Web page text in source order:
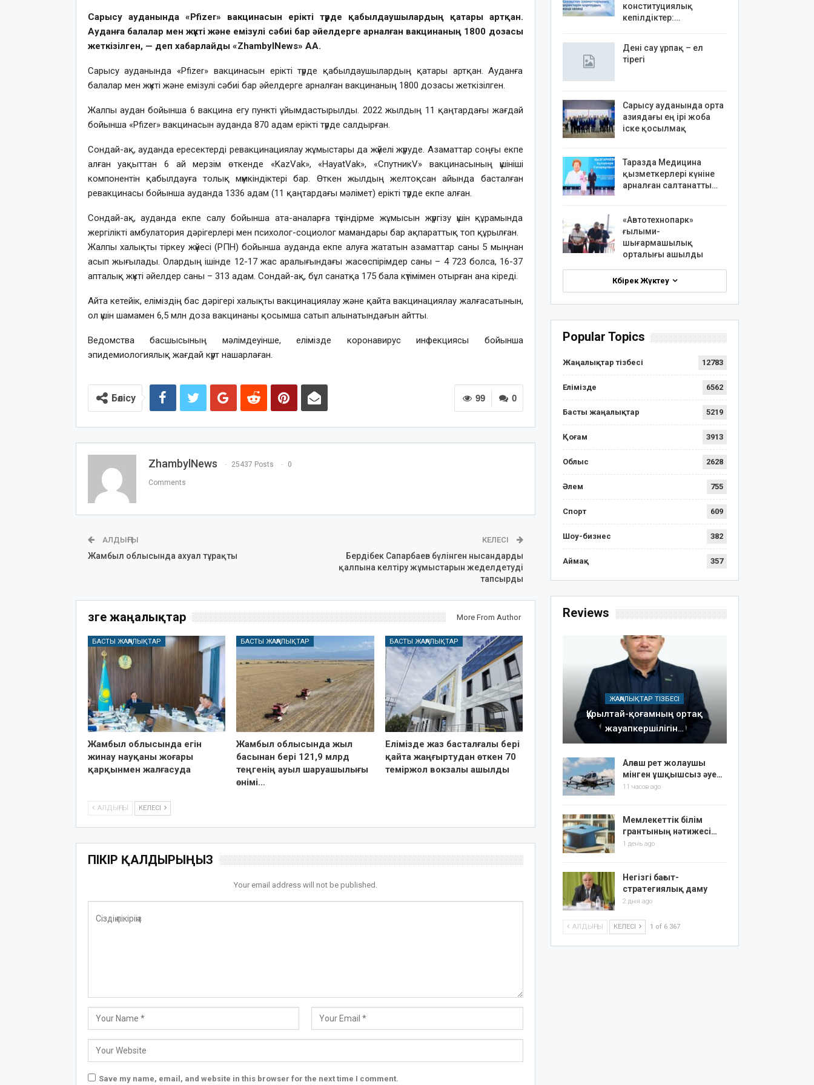
Сарысу ауданында «Pfizer» вакцинасын ерікті түрде қабылдаушылардың қатары артқан.
Ауданға балалар мен жүкті және емізулі сәбиі бар әйелдерге арналған вакцинаның 1800 дозасы
жеткізілген, — деп хабарлайды «ZhambylNews» АА.
Сарысу ауданында «Pfizer» вакцинасын ерікті түрде қабылдаушылардың қатары артқан. Ауданға
балалар мен жүкті және емізулі сәбиі бар әйелдерге арналған вакцинаның 1800 дозасы жеткізілген.
Жалпы аудан бойынша 6 вакцина егу пункті ұйымдастырылды. 2022 жылдың 11 қаңтардағы жағдай
бойынша «Pfizer» вакцинасын ауданда 870 адам ерікті түрде салдырған.
Сондай-ақ, ауданда ересектерді ревакцинациялау жұмыстары да жүйелі жүруде. Азаматтар соңғы екпе
алған уақыттан 6 ай мерзім өткенде «KazVak», «HayatVak», «СпутникV» вакцинасының үшініші
компонентін қабылдауға толық мүмкіндіктері бар. Өткен жылдың желтоқсан айында басталған
ревакцинасы бойынша ауданда 1336 адам (11 қаңтардағы мәлімет) ерікті түрде екпе алған.
Сондай-ақ, ауданда екпе салу бойынша ата-аналарға түсіндірме жұмысын жүргізу үшін құрамында
жергілікті амбулатория дәрігерлері мен психолог-социолог мамандары бар ақпараттық топ құрылған.
Жалпы халықты тіркеу жүйесі (РПН) бойынша ауданда екпе алуға жататын азаматтар саны 5 мыңнан
асып жығылады. Олардың ішінде 12-17 жас аралығындағы жасөспірімдер саны – 4 723 болса, 16-37
апталық жүкті әйелдер саны – 313 адам. Сондай-ақ, бұл санатқа 175 бала күтімімен отырған ана кіреді.
Айта кетейік, еліміздің бас дәрігері халықты вакцинациялау және қайта вакцинациялау жалғасатынын,
ол үшін шамамен 6,5 млн доза вакцинаны қосымша сатып алынатындағын айтты.
Ведомства басшысының мәлімдеуінше, елімізде коронавирус инфекциясы бойынша
эпидемиологиялық жағдай күрт нашарлаған.
0
99
Бөлісу
ZhambylNews 25437 Posts 0
Comments
АЛДЫҢҒЫ
Жамбыл облысында ахуал тұрақты
КЕЛЕСІ
Бердібек Сапарбаев бүлінген нысандарды
қалпына келтіру жұмыстарын жеделдетуді
тапсырды
Өзге жаңалықтар More From Author
БАСТЫ ЖАҢАЛЫҚТАР
Жамбыл облысында егін
жинау науқаны жоғары
қарқынмен жалғасуда
БАСТЫ ЖАҢАЛЫҚТАР
Жамбыл облысында жыл
басынан бері 121,9 млрд
теңгенің ауыл шаруашылығы
өнімі…
БАСТЫ ЖАҢАЛЫҚТАР
Елімізде жаз басталғалы бері
қайта жаңғыртудан өткен 70
теміржол вокзалы ашылды
АЛДЫҢҒЫ КЕЛЕСІ
ПІКІР ҚАЛДЫРЫҢЫЗ
Your email address will not be published.
Save my name, email, and website in this browser for the next time I comment.
конституциялық
кепілдіктер:…
Дені сау ұрпақ – ел
тірегі
Сарысу ауданында орта
азиядағы ең ірі жоба
іске қосылмақ
Таразда Медицина
қызметкерлері күніне
арналған салтанатты…
«Автотехнопарк»
ғылыми-
шығармашылық
орталығы ашылды
Көбірек Жүктеу
Popular Topics
Жаңалықтар тізбесі 12783
Елімізде 6562
Басты жаңалықтар 5219
Қоғам 3913
Облыс 2628
Әлем 755
Спорт 609
Шоу-бизнес 382
Аймақ 357
Reviews
ЖАҢАЛЫҚТАР ТІЗБЕСІ
Құрылтай-қоғамның ортақ
жауапкершілігін…
Алғаш рет жолаушы
мінген ұшқышсыз әуе…
11 часов ago
Мемлекеттік білім
грантының нәтижесі…
1 день ago
Негізгі бағыт-
стратегиялық даму
2 дня ago
АЛДЫҢҒЫ КЕЛЕСІ 1 of 6 367